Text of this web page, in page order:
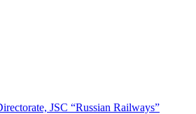
JSC “Russian Railways”